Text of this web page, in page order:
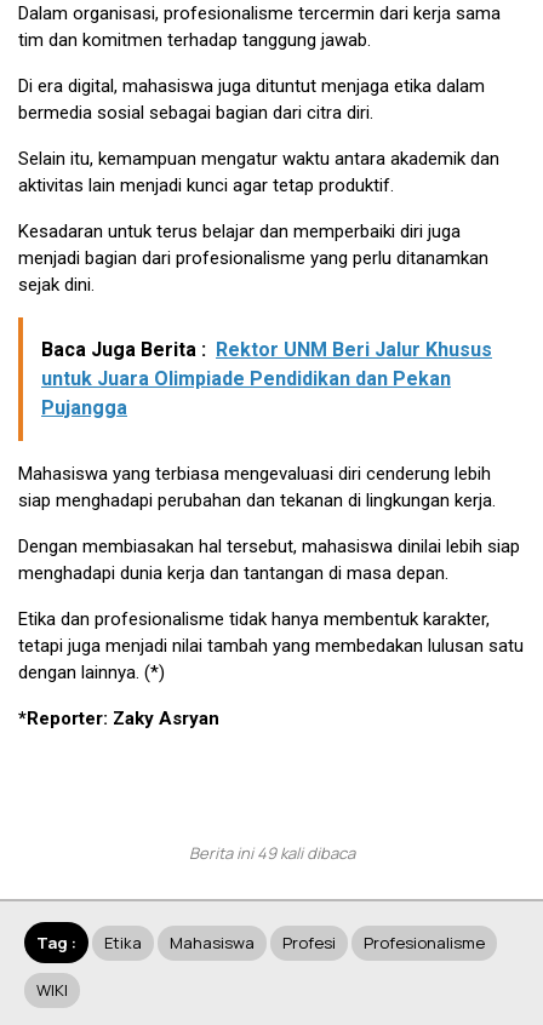
Dalam organisasi, profesionalisme tercermin dari kerja sama
tim dan komitmen terhadap tanggung jawab.
Di era digital, mahasiswa juga dituntut menjaga etika dalam
bermedia sosial sebagai bagian dari citra diri.
Selain itu, kemampuan mengatur waktu antara akademik dan
aktivitas lain menjadi kunci agar tetap produktif.
Kesadaran untuk terus belajar dan memperbaiki diri juga
menjadi bagian dari profesionalisme yang perlu ditanamkan
sejak dini.
Baca Juga Berita : Rektor UNM Beri Jalur Khusus
untuk Juara Olimpiade Pendidikan dan Pekan
Pujangga
Mahasiswa yang terbiasa mengevaluasi diri cenderung lebih
siap menghadapi perubahan dan tekanan di lingkungan kerja.
Dengan membiasakan hal tersebut, mahasiswa dinilai lebih siap
menghadapi dunia kerja dan tantangan di masa depan.
Etika dan profesionalisme tidak hanya membentuk karakter,
tetapi juga menjadi nilai tambah yang membedakan lulusan satu
dengan lainnya. (*)
*Reporter: Zaky Asryan
Berita ini 49 kali dibaca
Tag : Etika Mahasiswa Profesi Profesionalisme
WIKI